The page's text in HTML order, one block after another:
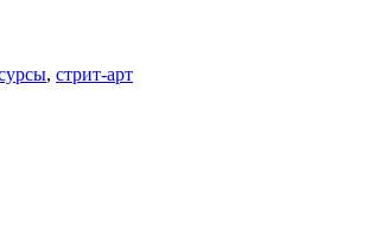
, стрит-арт